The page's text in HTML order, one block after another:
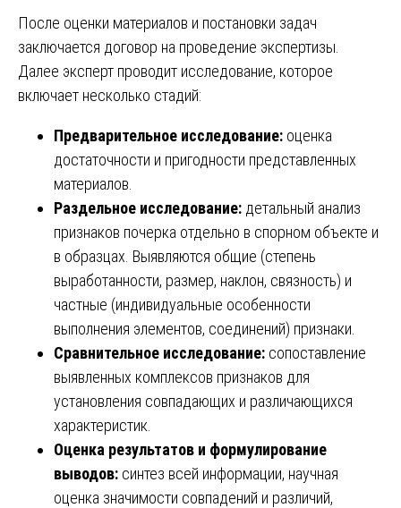
После оценки материалов и постановки задач
заключается договор на проведение экспертизы.
Далее эксперт проводит исследование, которое
включает несколько стадий:
Предварительное исследование: оценка
достаточности и пригодности представленных
материалов.
Раздельное исследование: детальный анализ
признаков почерка отдельно в спорном объекте и
в образцах. Выявляются общие (степень
выработанности, размер, наклон, связность) и
частные (индивидуальные особенности
выполнения элементов, соединений) признаки.
Сравнительное исследование: сопоставление
выявленных комплексов признаков для
установления совпадающих и различающихся
характеристик.
Оценка результатов и формулирование
выводов: синтез всей информации, научная
оценка значимости совпадений и различий,